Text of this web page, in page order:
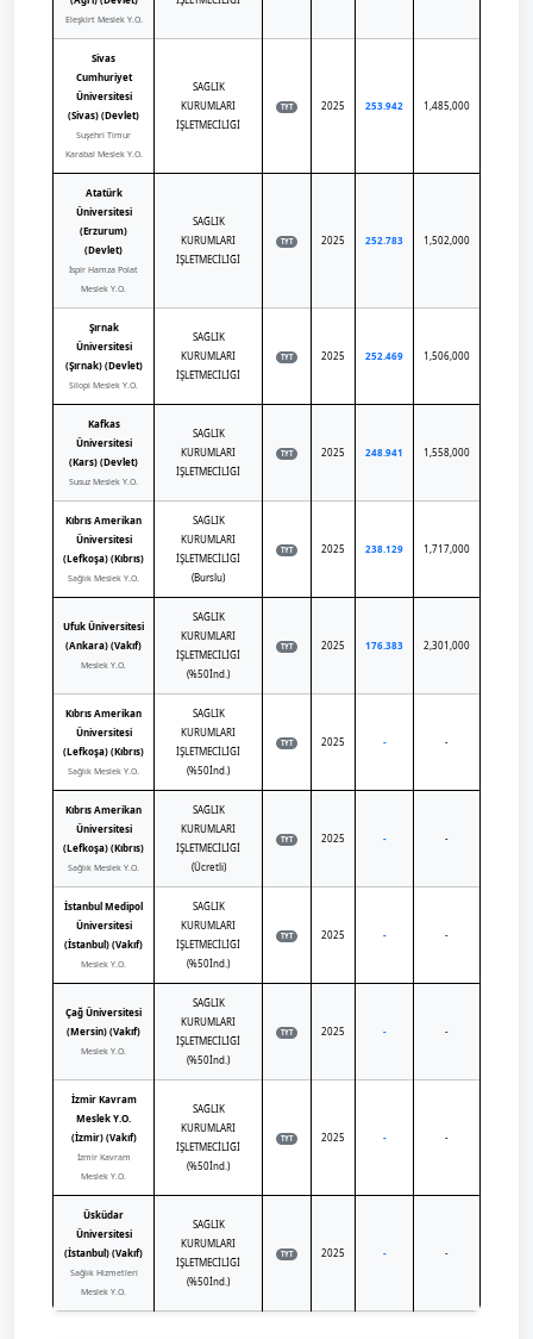
Eleşkirt Meslek Y.O.
Sivas
Cumhuriyet
Üniversitesi
(Sivas) (Devlet)
Suşehri Timur
Karabal Meslek Y.O.
SAĞLIK
KURUMLARI
İŞLETMECİLİĞİ
TYT 2025 253.942 1,485,000
Atatürk
Üniversitesi
(Erzurum)
(Devlet)
İspir Hamza Polat
Meslek Y.O.
SAĞLIK
KURUMLARI
İŞLETMECİLİĞİ
TYT 2025 252.783 1,502,000
Şırnak
Üniversitesi
(Şırnak) (Devlet)
Silopi Meslek Y.O.
SAĞLIK
KURUMLARI
İŞLETMECİLİĞİ
TYT 2025 252.469 1,506,000
Kafkas
Üniversitesi
(Kars) (Devlet)
Susuz Meslek Y.O.
SAĞLIK
KURUMLARI
İŞLETMECİLİĞİ
TYT 2025 248.941 1,558,000
Kıbrıs Amerikan
Üniversitesi
(Lefkoşa) (Kıbrıs)
Sağlık Meslek Y.O.
SAĞLIK
KURUMLARI
İŞLETMECİLİĞİ
(Burslu)
TYT 2025 238.129 1,717,000
Ufuk Üniversitesi
(Ankara) (Vakıf)
Meslek Y.O.
SAĞLIK
KURUMLARI
İŞLETMECİLİĞİ
(%50İnd.)
TYT 2025 176.383 2,301,000
Kıbrıs Amerikan
Üniversitesi
(Lefkoşa) (Kıbrıs)
Sağlık Meslek Y.O.
SAĞLIK
KURUMLARI
İŞLETMECİLİĞİ
(%50İnd.)
TYT 2025 - -
Kıbrıs Amerikan
Üniversitesi
(Lefkoşa) (Kıbrıs)
Sağlık Meslek Y.O.
SAĞLIK
KURUMLARI
İŞLETMECİLİĞİ
(Ücretli)
TYT 2025 - -
İstanbul Medipol
Üniversitesi
(İstanbul) (Vakıf)
Meslek Y.O.
SAĞLIK
KURUMLARI
İŞLETMECİLİĞİ
(%50İnd.)
TYT 2025 - -
Çağ Üniversitesi
(Mersin) (Vakıf)
Meslek Y.O.
SAĞLIK
KURUMLARI
İŞLETMECİLİĞİ
(%50İnd.)
TYT 2025 - -
İzmir Kavram
Meslek Y.O.
(İzmir) (Vakıf)
İzmir Kavram
Meslek Y.O.
SAĞLIK
KURUMLARI
İŞLETMECİLİĞİ
(%50İnd.)
TYT 2025 - -
Üsküdar
Üniversitesi
(İstanbul) (Vakıf)
Sağlık Hizmetleri
Meslek Y.O.
SAĞLIK
KURUMLARI
İŞLETMECİLİĞİ
(%50İnd.)
TYT 2025 - -